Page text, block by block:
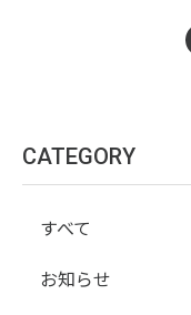
CATEGORY
すべて
お知らせ